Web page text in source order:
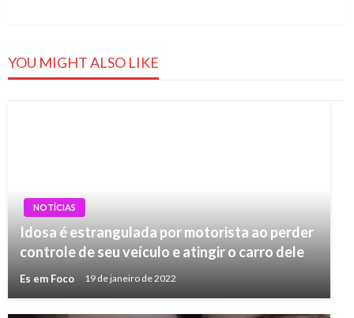
YOU MIGHT ALSO LIKE
NOTÍCIAS
Idosa é estrangulada por motorista ao perder
controle de seu veículo e atingir o carro dele
Es em Foco 19 de janeiro de 2022